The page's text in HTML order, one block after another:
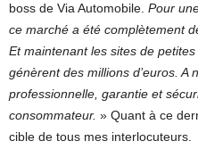
boss de Via Automobile. Pour
ce marché a été complètement
Et maintenant les sites de
génèrent des millions d’euros. A
professionnelle, garantie et
consommateur. » Quant à ce
cible de tous mes interlocuteurs.